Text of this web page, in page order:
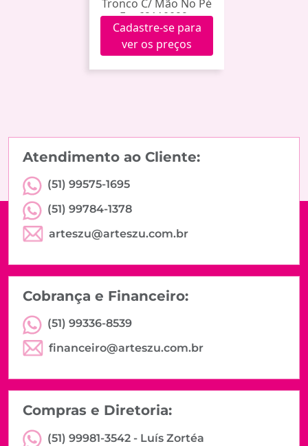
Tronco C/ Mão No Pé
Fap62110099a
Cadastre-se para
ver os preços
Atendimento ao Cliente:
(51) 99575-1695
(51) 99784-1378
arteszu@arteszu.com.br
Cobrança e Financeiro:
(51) 99336-8539
financeiro@arteszu.com.br
Compras e Diretoria:
(51) 99981-3542 - Luís Zortéa